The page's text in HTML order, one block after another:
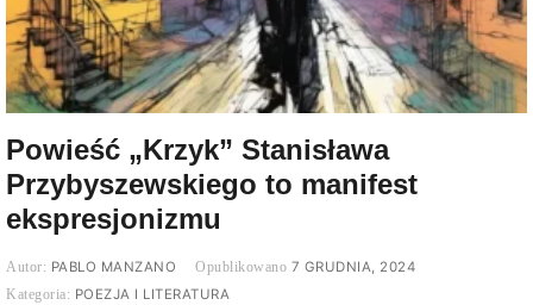
Powieść „Krzyk” Stanisława
Przybyszewskiego to manifest
ekspresjonizmu
PABLO MANZANO
7 GRUDNIA, 2024
POEZJA I LITERATURA